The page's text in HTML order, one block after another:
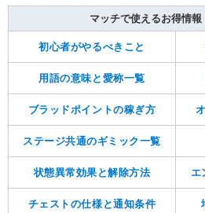
マッチで使えるお得情報
初心者がやるべきこと
用語の意味と愛称一覧
ブラッドポイントの稼ぎ方
ステージ共通のギミック一覧
状態異常効果と解除方法 エ
チェストの仕様と通知条件